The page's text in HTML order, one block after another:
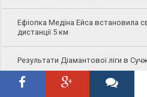
Ефіопка Медіна Ейса встановила
дистанції 5 км
Результати Діамантової ліги в
Кенієць Еммануель Ваньйоні